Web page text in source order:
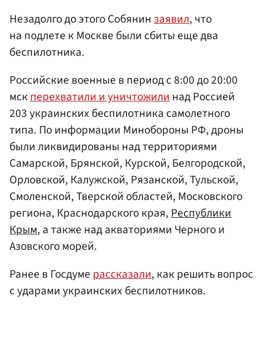
Незадолго до этого Собянин заявил, что
на подлете к Москве были сбиты еще два
беспилотника.
Российские военные в период с 8:00 до 20:00
мскперехватили и уничтожилинад Россией
203 украинских беспилотника самолетного
типа. По информации Минобороны РФ, дроны
были ликвидированы над территориями
Самарской, Брянской, Курской, Белгородской,
Орловской, Калужской, Рязанской, Тульской,
Смоленской, Тверской областей, Московского
региона, Краснодарского края,Республики
Крым, а также над акваториями Черного и
Азовского морей.
Ранее в Госдуме рассказали, как решить вопрос
с ударами украинских беспилотников.